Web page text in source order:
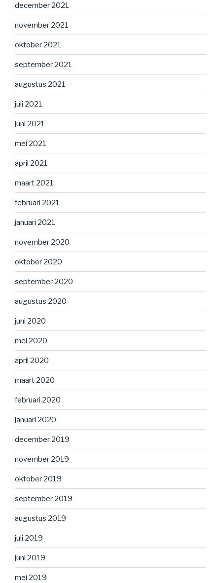
december 2021
november 2021
oktober 2021
september 2021
augustus 2021
juli 2021
juni 2021
mei 2021
april 2021
maart 2021
februari 2021
januari 2021
november 2020
oktober 2020
september 2020
augustus 2020
juni 2020
mei 2020
april 2020
maart 2020
februari 2020
januari 2020
december 2019
november 2019
oktober 2019
september 2019
augustus 2019
juli 2019
juni 2019
mei 2019